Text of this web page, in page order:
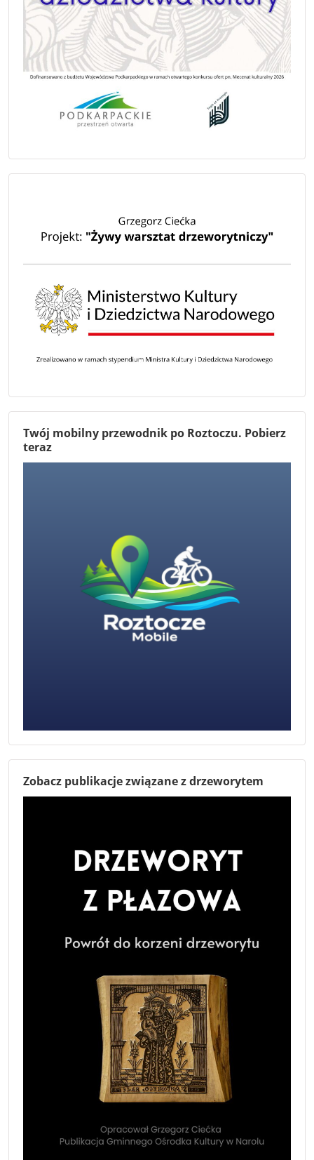
Twój mobilny przewodnik po Roztoczu. Pobierz
teraz
Zobacz publikacje związane z drzeworytem